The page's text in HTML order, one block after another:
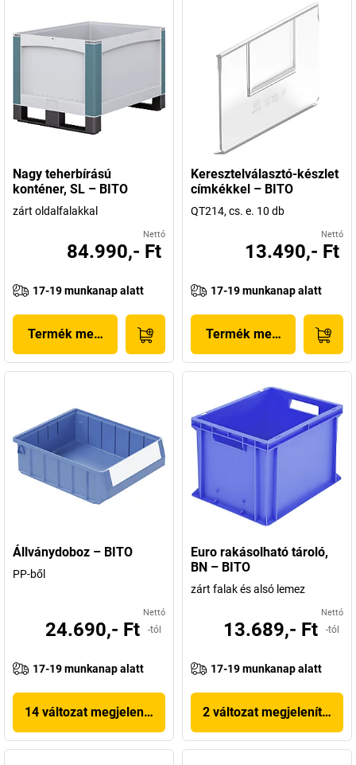
Nagy teherbírású
konténer, SL – BITO
zárt oldalfalakkal
Nettó
84.990,- Ft
17-19 munkanap alatt
Termék megjelenítése
Keresztelválasztó-készlet
címkékkel – BITO
QT214, cs. e. 10 db
Nettó
13.490,- Ft
17-19 munkanap alatt
Termék megjelenítése
Állványdoboz – BITO
PP-ből
Nettó
24.690,- Ft -tól
17-19 munkanap alatt
14 változat megjelenítése
Euro rakásolható tároló,
BN – BITO
zárt falak és alsó lemez
Nettó
13.689,- Ft -tól
17-19 munkanap alatt
2 változat megjelenítése